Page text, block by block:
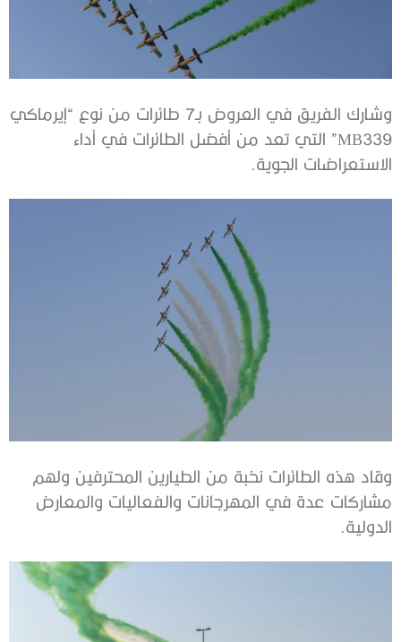
وشارك الفريق في العروض بـ7 طائرات من نوع “إيرماكي
MB339” التي تعد من أفضل الطائرات في أداء
الاستعراضات الجوية.
وقاد هذه الطائرات نخبة من الطيارين المحترفين ولهم
مشاركات عدة في المهرجانات والفعاليات والمعارض
الدولية.